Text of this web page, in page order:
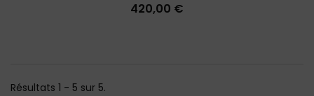
420,00 €
Résultats 1 - 5 sur 5.